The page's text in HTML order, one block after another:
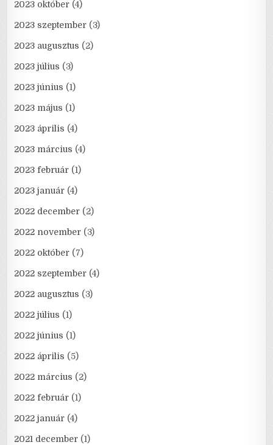
2023 október (4)
2023 szeptember (3)
2023 augusztus (2)
2023 július (3)
2023 június (1)
2023 május (1)
2023 április (4)
2023 március (4)
2023 február (1)
2023 január (4)
2022 december (2)
2022 november (3)
2022 október (7)
2022 szeptember (4)
2022 augusztus (3)
2022 július (1)
2022 június (1)
2022 április (5)
2022 március (2)
2022 február (1)
2022 január (4)
2021 december (1)